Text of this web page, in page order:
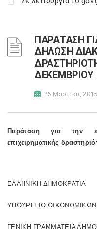
ΠΑΡΑΤΑΣΗ
ΔΗΛΩΣΗ
ΔΕΚΕΜΒΡΙΟΥ
26 Μαρτίου, 2015
Παράταση για την
επιχειρηματικής
ΕΛΛΗΝΙΚΗ ΔΗΜΟΚΡΑΤΙΑ
ΥΠΟΥΡΓΕΙΟ ΟΙΚΟΝΟΜΙΚΩΝ
ΓΕΝΙΚΗ ΓΡΑΜΜΑΤΕΙΑ